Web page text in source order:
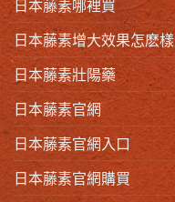
日本藤素哪裡買
日本藤素增大效果怎麽樣
日本藤素壯陽藥
日本藤素官網
日本藤素官網入口
日本藤素官網購買